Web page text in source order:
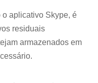
o aplicativo Skype, é
residuais
armazenados em